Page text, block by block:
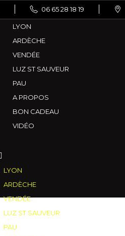
06 65 28 18 19
LYON
ARDÈCHE
VENDÉE
LUZ ST SAUVEUR
PAU
A PROPOS
BON CADEAU
VIDÉO
LYON
ARDÈCHE
VENDÉE
LUZ ST SAUVEUR
PAU